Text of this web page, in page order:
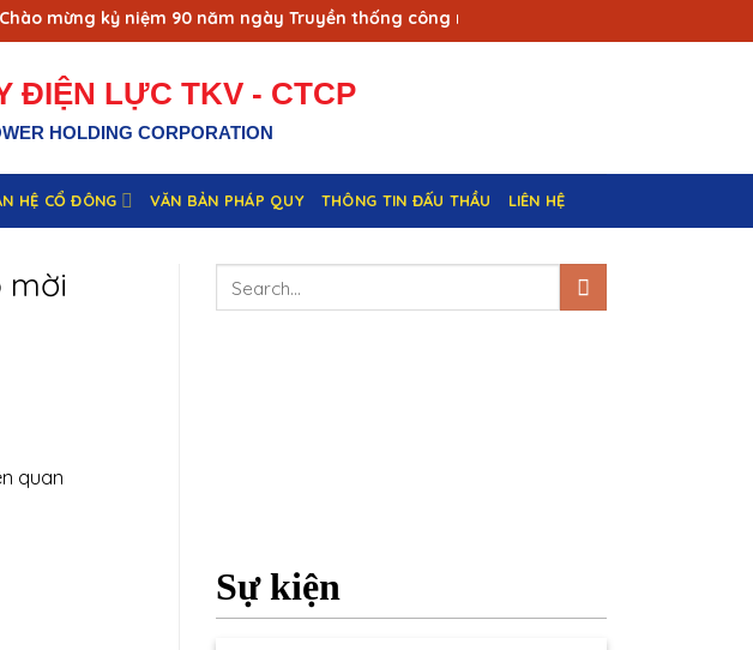
mừng kỷ niệm 90 năm ngày Truyền thống công nhân Vùng mỏ - Truyền thống ngành
ĐIỆN LỰC TKV - CTCP
HOLDING CORPORATION
HỆ CỔ ĐÔNG VĂN BẢN PHÁP QUY THÔNG TIN ĐẤU THẦU LIÊN HỆ
mời
quan
Sự kiện